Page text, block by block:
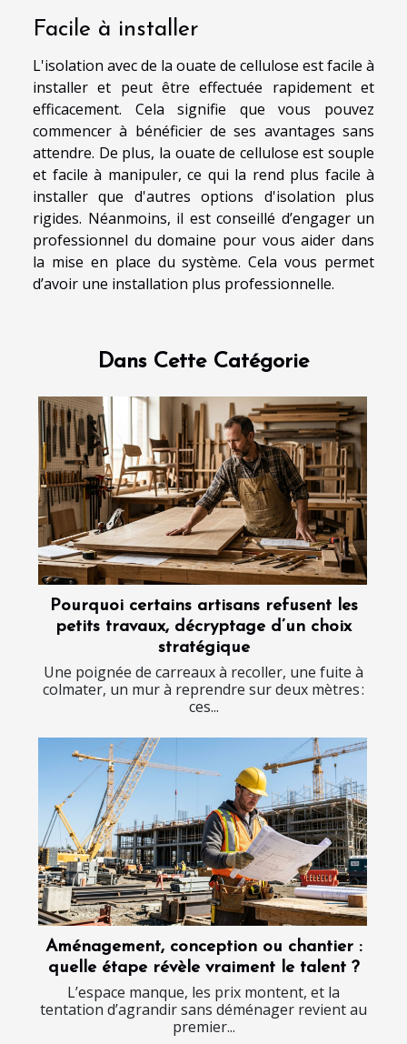
Facile à installer
L'isolation avec de la ouate de cellulose est facile à
installer et peut être effectuée rapidement et
efficacement. Cela signifie que vous pouvez
commencer à bénéficier de ses avantages sans
attendre. De plus, la ouate de cellulose est souple
et facile à manipuler, ce qui la rend plus facile à
installer que d'autres options d'isolation plus
rigides. Néanmoins, il est conseillé d’engager un
professionnel du domaine pour vous aider dans
la mise en place du système. Cela vous permet
d’avoir une installation plus professionnelle.
Dans Cette Catégorie
Pourquoi certains artisans refusent les
petits travaux, décryptage d’un choix
stratégique
Une poignée de carreaux à recoller, une fuite à
colmater, un mur à reprendre sur deux mètres :
ces...
Aménagement, conception ou chantier :
quelle étape révèle vraiment le talent ?
L’espace manque, les prix montent, et la
tentation d’agrandir sans déménager revient au
premier...